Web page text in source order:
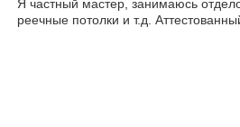
Я частный мастер, занимаюсь
реечные потолки и т.д.